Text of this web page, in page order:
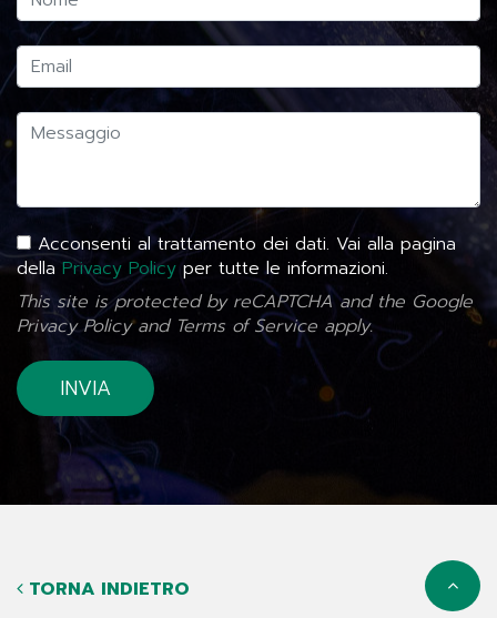
Acconsenti al trattamento dei dati. Vai alla pagina
della Privacy Policyper tutte le informazioni.
This site is protected by reCAPTCHA and the Google
Privacy Policyand Terms of Service apply.
TORNA INDIETRO